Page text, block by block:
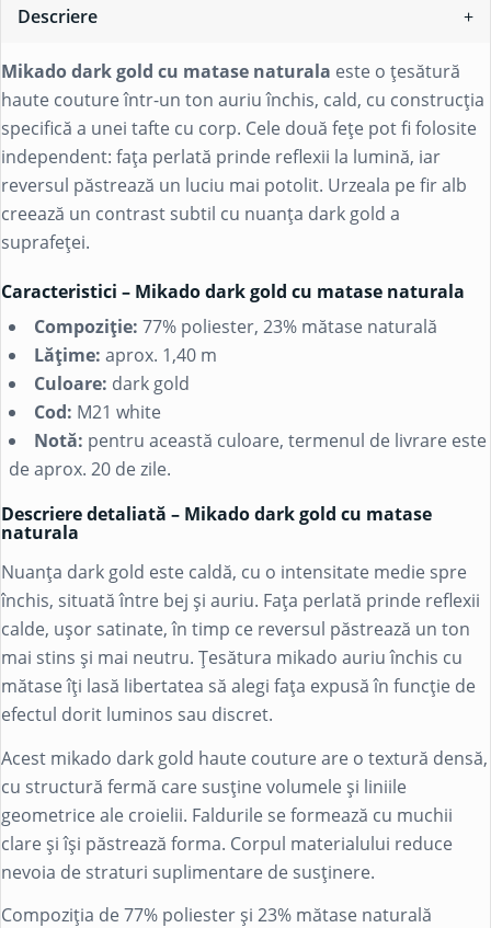
Descriere
Mikado dark gold cu matase naturala este o țesătură
haute couture într-un ton auriu închis, cald, cu construcția
specifică a unei tafte cu corp. Cele două fețe pot fi folosite
independent: fața perlată prinde reflexii la lumină, iar
reversul păstrează un luciu mai potolit. Urzeala pe fir alb
creează un contrast subtil cu nuanța dark gold a
suprafeței.
Caracteristici – Mikado dark gold cu matase naturala
Compoziție: 77% poliester, 23% mătase naturală
Lățime: aprox. 1,40 m
Culoare: dark gold
Cod: M21 white
Notă: pentru această culoare, termenul de livrare este
de aprox. 20 de zile.
Descriere detaliată – Mikado dark gold cu matase
naturala
Nuanța dark gold este caldă, cu o intensitate medie spre
închis, situată între bej și auriu. Fața perlată prinde reflexii
calde, ușor satinate, în timp ce reversul păstrează un ton
mai stins și mai neutru. Țesătura mikado auriu închis cu
mătase îți lasă libertatea să alegi fața expusă în funcție de
efectul dorit luminos sau discret.
Acest mikado dark gold haute couture are o textură densă,
cu structură fermă care susține volumele și liniile
geometrice ale croielii. Faldurile se formează cu muchii
clare și își păstrează forma. Corpul materialului reduce
nevoia de straturi suplimentare de susținere.
Compoziția de 77% poliester și 23% mătase naturală